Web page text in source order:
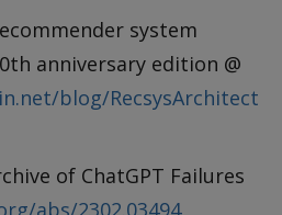
system
anniversary edition @
blog/RecsysArchitect
of ChatGPT Failures
abs/2302.03494